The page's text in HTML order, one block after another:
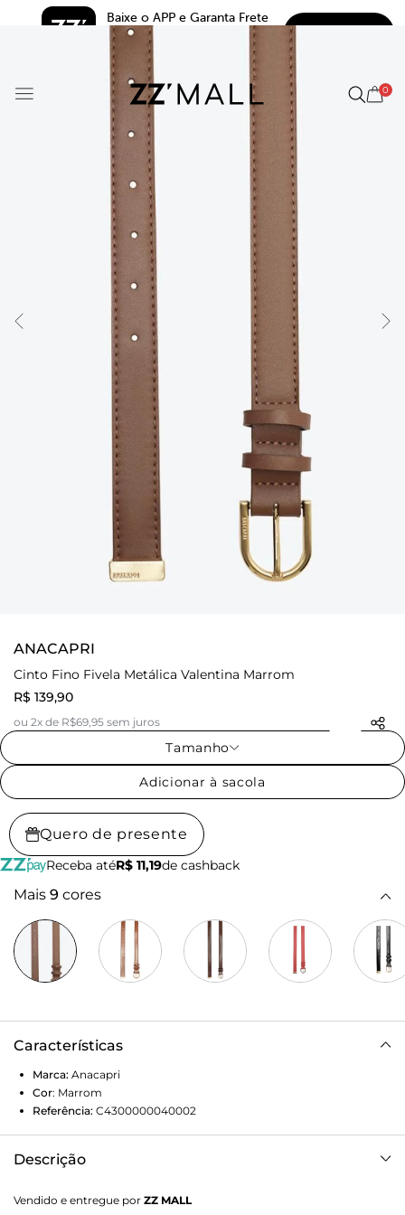
Baixe o APP e Garanta Frete
Grátis*
0
ANACAPRI
Cinto Fino Fivela Metálica Valentina Marrom
R$ 139,90
ou 2x de R$69,95 sem juros
Tamanho
Adicionar à sacola
Quero de presente
Receba atéR$ 11,19de cashback
Mais 9 cores
Características
Marca: Anacapri
Cor: Marrom
Referência: C4300000040002
Descrição
acessório no tamanho P de material similar ao couro,
Vendido e entregue por ZZ MALL